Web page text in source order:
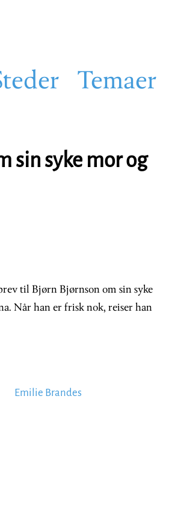
Temaer
sin syke mor og
til Bjørn Bjørnson om sin syke
Når han er frisk nok, reiser han
Emilie Brandes